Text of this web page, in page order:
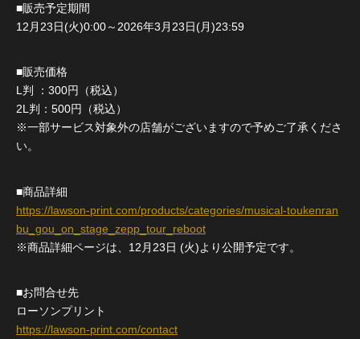
■販売予定期間
12月23日(火)0:00～2026年3月23日(月)23:59
■販売価格
L判 ：300円（税込）
2L判：500円（税込）
※一部サービス対象外の店舗がございますので予めご了承くださ
い。
■商品詳細
https://lawson-print.com/products/categories/musical-toukenran
bu_gou_on_stage_zepp_tour_reboot
※商品詳細ページは、12月23日 (火)より公開予定です。
■お問合せ先
ローソンプリント
https://lawson-print.com/contact